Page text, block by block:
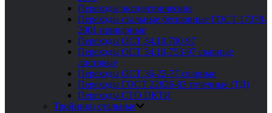
Переходы эксцентрические
Переходы стальные бесшовные ГОСТ 17378-
2001 приварные
Переходы ОСТ 34.10.700-97
Переходы ОСТ 34.10-753-97 сварные
листовые
Переходы ОСТ 36-22-77 сварные
Переходы ГОСТ 22826-83 точечные (ТД)
Переходы СТО ЦКТИ
Тройники стальные